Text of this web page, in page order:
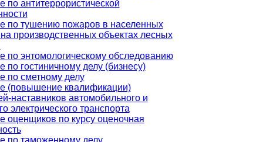
по антитеррористической
по тушению пожаров в населенных
на производственных объектах лесных
по энтомологическому обследованию
по гостиничному делу (бизнесу)
по сметному делу
(повышение квалификации)
наставников автомобильного и
электрического транспорта
оценщиков по курсу оценочная
по таможенному делу